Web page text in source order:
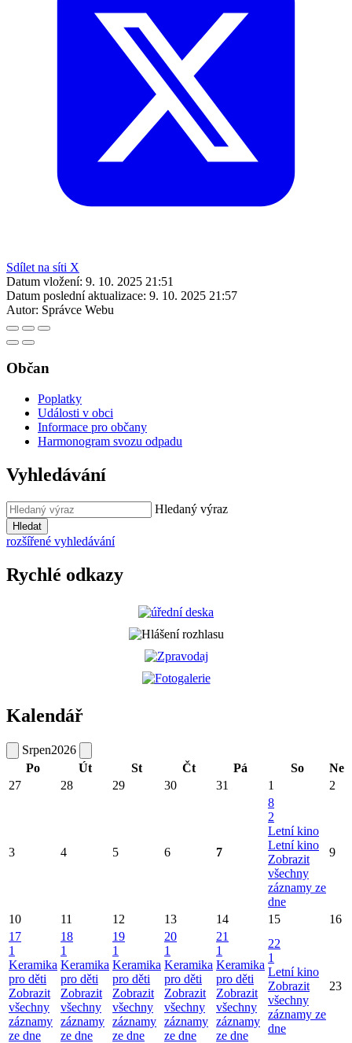
Sdílet na síti X
Datum vložení: 9. 10. 2025 21:51
Datum poslední aktualizace: 9. 10. 2025 21:57
Autor: Správce Webu
Občan
Poplatky
Události v obci
Informace pro občany
Harmonogram svozu odpadu
Vyhledávání
Hledaný výraz
Hledat
rozšířené vyhledávání
Rychlé odkazy
Kalendář
Srpen2026
Po
Út St Čt Pá So
Ne
27
28 29 30 31 1 2
3 4 5 6 7
8
2
Letní kino
Letní kino
Zobrazit
všechny
záznamy ze
dne
9
10 11 12 13 14 15
16
17
1
Keramika
pro děti
Zobrazit
všechny
záznamy
ze dne
18
1
Keramika
pro děti
Zobrazit
všechny
záznamy
ze dne
19
1
Keramika
pro děti
Zobrazit
všechny
záznamy
ze dne
20
1
Keramika
pro děti
Zobrazit
všechny
záznamy
ze dne
21
1
Keramika
pro děti
Zobrazit
všechny
záznamy
ze dne
22
1
Letní kino
Zobrazit
všechny
záznamy ze
dne
23